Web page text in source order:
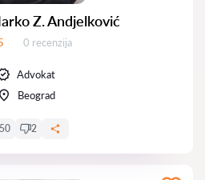
Z. Andjelković
Recenzija:
0 recenzija
Advokat
Beograd
2